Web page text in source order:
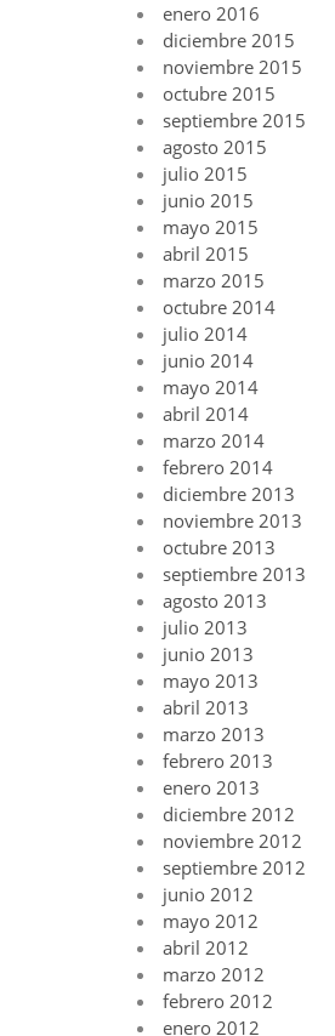
enero 2016
diciembre 2015
noviembre 2015
octubre 2015
septiembre 2015
agosto 2015
julio 2015
junio 2015
mayo 2015
abril 2015
marzo 2015
octubre 2014
julio 2014
junio 2014
mayo 2014
abril 2014
marzo 2014
febrero 2014
diciembre 2013
noviembre 2013
octubre 2013
septiembre 2013
agosto 2013
julio 2013
junio 2013
mayo 2013
abril 2013
marzo 2013
febrero 2013
enero 2013
diciembre 2012
noviembre 2012
septiembre 2012
junio 2012
mayo 2012
abril 2012
marzo 2012
febrero 2012
enero 2012